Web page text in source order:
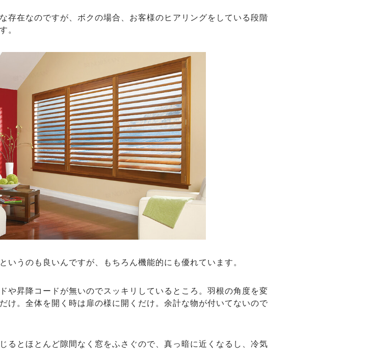
存在なのですが、ボクの場合、お客様のヒアリングをしている段階
。
うのも良いんですが、もちろん機能的にも優れています。
や昇降コードが無いのでスッキリしているところ。羽根の角度を変
け。全体を開く時は扉の様に開くだけ。余計な物が付いてないので
るとほとんど隙間なく窓をふさぐので、真っ暗に近くなるし、冷気